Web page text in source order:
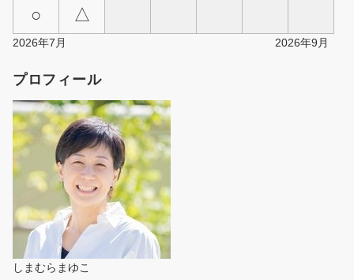
○ △
2026年7月 2026年9月
プロフィール
しまむらまゆこ